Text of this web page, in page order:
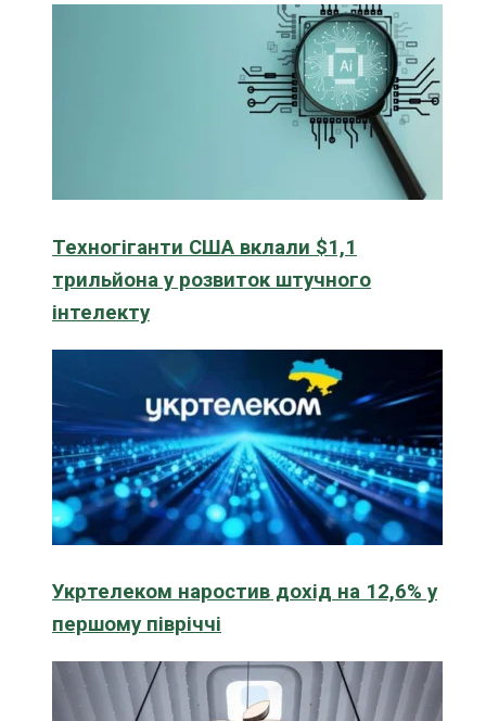
Техногіганти США вклали $1,1
трильйона у розвиток штучного
інтелекту
Укртелеком наростив дохід на 12,6% у
першому півріччі